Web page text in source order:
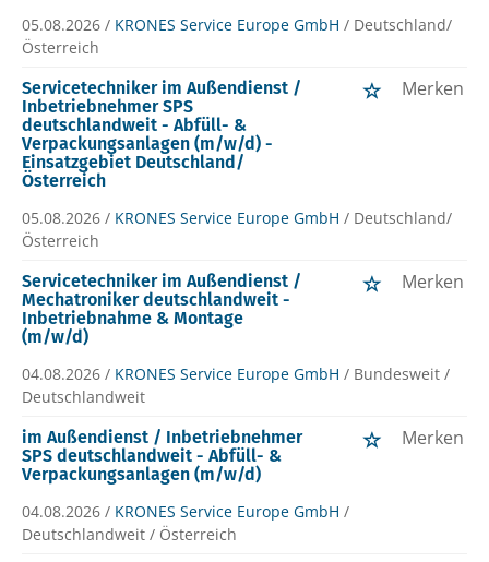
05.08.2026 / KRONES Service Europe GmbH / Deutschland/
Österreich
Servicetechniker im Außendienst /
Inbetriebnehmer SPS
deutschlandweit - Abfüll- &
Verpackungsanlagen (m/w/d) -
Einsatzgebiet Deutschland/
Österreich
Merken
05.08.2026 / KRONES Service Europe GmbH / Deutschland/
Österreich
Servicetechniker im Außendienst /
Mechatroniker deutschlandweit -
Inbetriebnahme & Montage
(m/w/d)
Merken
04.08.2026 / KRONES Service Europe GmbH / Bundesweit /
Deutschlandweit
im Außendienst / Inbetriebnehmer
SPS deutschlandweit - Abfüll- &
Verpackungsanlagen (m/w/d)
Merken
04.08.2026 / KRONES Service Europe GmbH /
Deutschlandweit / Österreich